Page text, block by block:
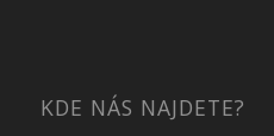
KDE NÁS NAJDETE?